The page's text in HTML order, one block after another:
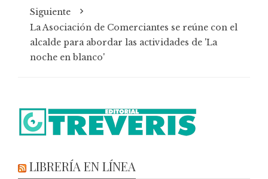
Siguiente
La Asociación de Comerciantes se reúne con el
alcalde para abordar las actividades de 'La
noche en blanco'
LIBRERÍA EN LÍNEA